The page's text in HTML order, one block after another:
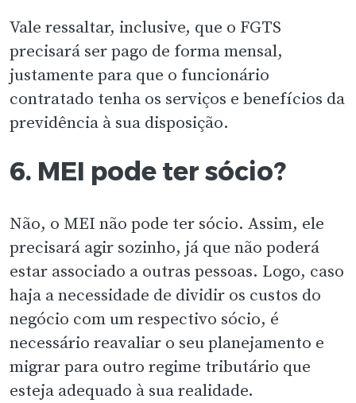
Vale ressaltar, inclusive, que o FGTS
precisará ser pago de forma mensal,
justamente para que o funcionário
contratado tenha os serviços e benefícios da
previdência à sua disposição.
6. MEI pode ter sócio?
Não, o MEI não pode ter sócio. Assim, ele
precisará agir sozinho, já que não poderá
estar associado a outras pessoas. Logo, caso
haja a necessidade de dividir os custos do
negócio com um respectivo sócio, é
necessário reavaliar o seu planejamento e
migrar para outro regime tributário que
esteja adequado à sua realidade.